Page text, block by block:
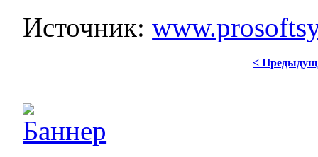
Источник:
<